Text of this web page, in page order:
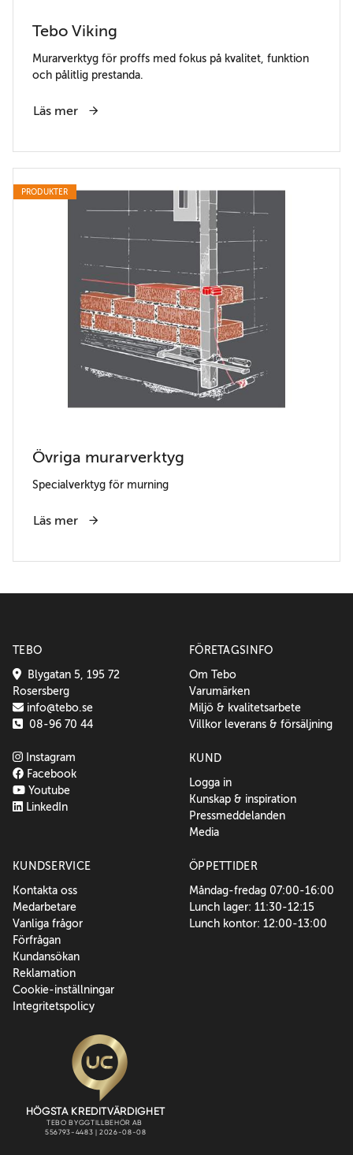
Tebo Viking
Murarverktyg för proffs med fokus på kvalitet, funktion
och pålitlig prestanda.
Läs mer
PRODUKTER
Övriga murarverktyg
Specialverktyg för murning
Läs mer
TEBO
Blygatan 5, 195 72
Rosersberg
info@tebo.se
08-96 70 44
Instagram
Facebook
Youtube
LinkedIn
FÖRETAGSINFO
Om Tebo
Varumärken
Miljö & kvalitetsarbete
Villkor leverans & försäljning
KUND
Logga in
Kunskap & inspiration
Pressmeddelanden
Media
KUNDSERVICE
Kontakta oss
Medarbetare
Vanliga frågor
Förfrågan
Kundansökan
Reklamation
Cookie-inställningar
Integritetspolicy
ÖPPETTIDER
Måndag-fredag 07:00-16:00
Lunch lager: 11:30-12:15
Lunch kontor: 12:00-13:00